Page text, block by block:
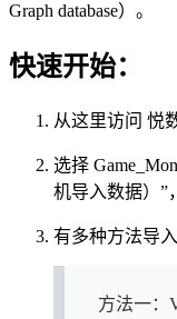
Graph database）。
快速开始：
从这里访问 悦
选择
机导入数据）”
有多种方法导入
方法一：